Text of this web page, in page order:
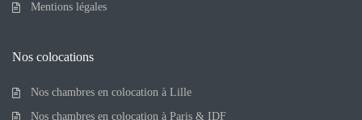
Mentions légales
Nos colocations
Nos chambres en colocation à Lille
Nos chambres en colocation à Paris & IDF